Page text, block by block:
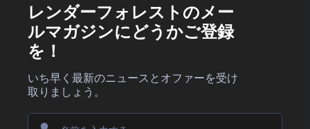
レンダーフォレストのメー
ルマガジンにどうかご登録
を！
いち早く最新のニュースとオファーを受け
取りましょう。